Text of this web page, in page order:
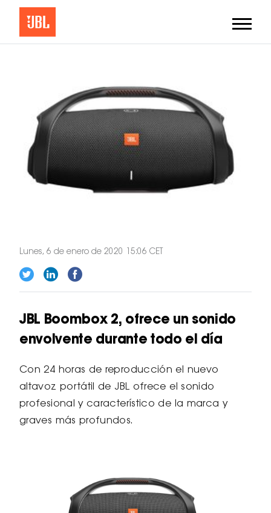
Lunes, 6 de enero de 2020 15:06 CET
JBL Boombox 2, ofrece un sonido
envolvente durante todo el día
Con 24 horas de reproducción el nuevo
altavoz portátil de JBL ofrece el sonido
profesional y característico de la marca y
graves más profundos.